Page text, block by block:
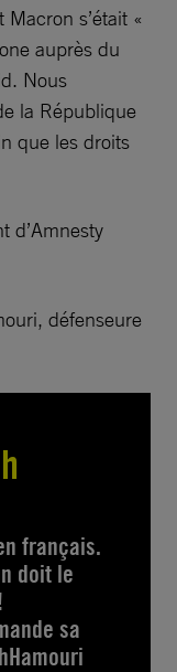
s’était «
auprès du
Nous
la République
que les droits
d’Amnesty
défenseure
français.
doit le
sa